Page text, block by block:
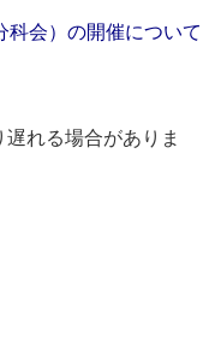
科会）の開催について
れる場合がありま